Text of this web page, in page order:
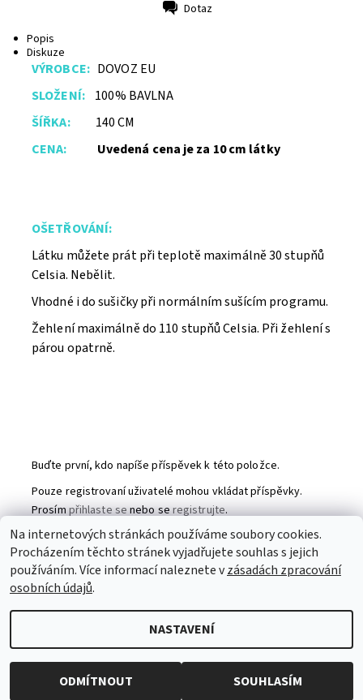
Dotaz
Popis
Diskuze
VÝROBCE: DOVOZ EU
SLOŽENÍ:100% BAVLNA
ŠÍŘKA:140 CM
CENA:
Uvedená cena je za 10 cm látky
OŠETŘOVÁNÍ:
Látku můžete prát při teplotě maximálně 30 stupňů
Celsia. Nebělit.
Vhodné i do sušičky při normálním sušícím programu.
Žehlení maximálně do 110 stupňů Celsia. Při žehlení s
párou opatrně.
Buďte první, kdo napíše příspěvek k této položce.
Pouze registrovaní uživatelé mohou vkládat příspěvky.
Prosímpřihlaste senebo seregistrujte.
Partneři Toaletní papír Ubrousky Práce na doma
Swarovski šperky | Prostěradla
2026 © Patchworkmanie, všechna práva vyhrazena
nastavení cookies
Na internetových stránkách používáme soubory cookies.
Procházením těchto stránek vyjadřujete souhlas s jejich
používáním. Více informací naleznete vzásadách zpracování
osobních údajů.
NASTAVENÍ
ODMÍTNOUT SOUHLASÍM